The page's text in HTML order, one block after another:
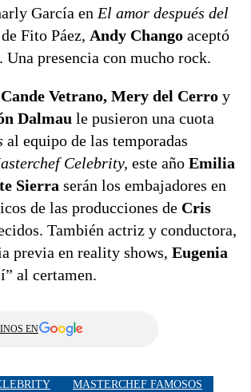
García en El amor después del
de Fito Páez, Andy Chango aceptó
presencia con mucho rock.
Cande Vetrano, Mery del Cerro y
Dalmau le pusieron una cuota
al equipo de las temporadas
Celebrity, este año Emilia
Sierra serán los embajadores en
de las producciones de Cris
También actriz y conductora,
previa en reality shows, Eugenia
al certamen.
EN
MASTERCHEF FAMOSOS